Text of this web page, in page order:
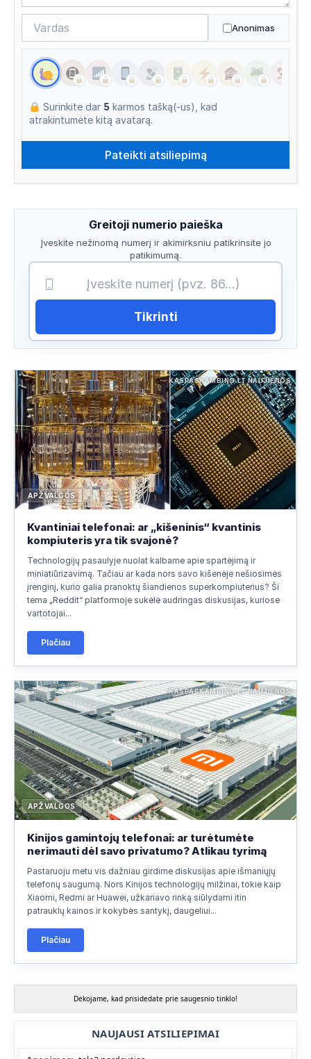
Apsilankyta ataskaitoje 2026/07/13 03:13
Anonimas
Surinkite dar 5 karmos tašką(-us), kad
atrakintumėte kitą avatarą.
Greitoji numerio paieška
Įveskite nežinomą numerį ir akimirksniu patikrinsite jo
patikimumą.
Tikrinti
KASPASKAMBINO.LT NAUJIENOS
APŽVALGOS
Kvantiniai telefonai: ar „kišeninis“ kvantinis
kompiuteris yra tik svajonė?
Technologijų pasaulyje nuolat kalbame apie spartėjimą ir
miniatiūrizavimą. Tačiau ar kada nors savo kišenėje nešiosimės
įrenginį, kurio galia pranoktų šiandienos superkompiuterius? Ši
tema „Reddit“ platformoje sukėlė audringas diskusijas, kuriose
vartotojai...
Plačiau
KASPASKAMBINO.LT NAUJIENOS
APŽVALGOS
Kinijos gamintojų telefonai: ar turėtumėte
nerimauti dėl savo privatumo? Atlikau tyrimą
Pastaruoju metu vis dažniau girdime diskusijas apie išmaniųjų
telefonų saugumą. Nors Kinijos technologijų milžinai, tokie kaip
Xiaomi, Redmi ar Huawei, užkariavo rinką siūlydami itin
patrauklų kainos ir kokybės santykį, daugeliui...
Plačiau
Dėkojame, kad prisidedate prie saugesnio tinklo!
NAUJAUSI ATSILIEPIMAI